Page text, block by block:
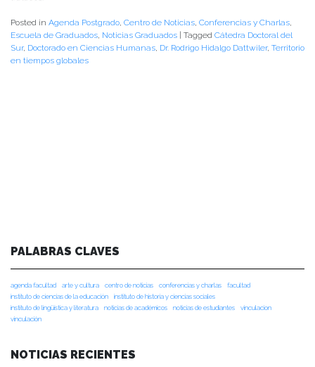
Posted in Agenda Postgrado, Centro de Noticias, Conferencias y Charlas,
Escuela de Graduados, Noticias Graduados Tagged Cátedra Doctoral del
Sur, Doctorado en Ciencias Humanas, Dr. Rodrigo Hidalgo Dattwiler, Territorio
en tiempos globales
PALABRAS CLAVES
agenda facultad arte y cultura centro de noticias conferencias y charlas
facultad
instituto de ciencias de la educación
instituto de historia y ciencias sociales
instituto de lingüística y literatura
noticias de académicos noticias de estudiantes
vinculacion
vinculación
NOTICIAS RECIENTES